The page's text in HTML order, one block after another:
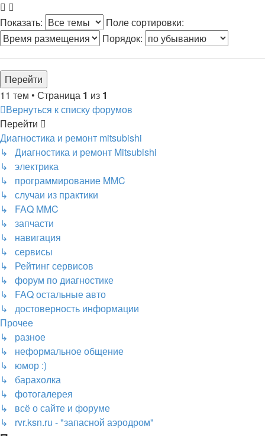
Показать:
Поле сортировки:
Порядок:
11 тем • Страница 1 из 1
Вернуться к списку форумов
Перейти
Диагностика и ремонт mitsubishi
↳ Диагностика и ремонт Mitsubishi
↳ электрика
↳ программирование MMC
↳ случаи из практики
↳ FAQ MMC
↳ запчасти
↳ навигация
↳ сервисы
↳ Рейтинг сервисов
↳ форум по диагностике
↳ FAQ остальные авто
↳ достоверность информации
Прочее
↳ разное
↳ неформальное общение
↳ юмор :)
↳ барахолка
↳ фотогалерея
↳ всё о сайте и форуме
↳ rvr.ksn.ru - "запасной аэродром"